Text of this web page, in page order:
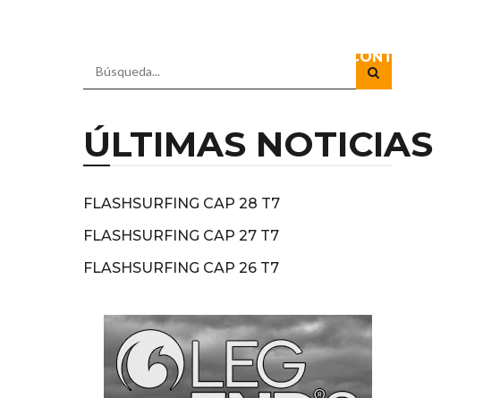
CONTACTO
ÚLTIMAS NOTICIAS
FLASHSURFING CAP 28 T7
FLASHSURFING CAP 27 T7
FLASHSURFING CAP 26 T7